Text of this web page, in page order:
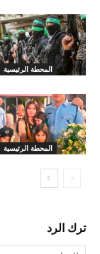
المحطة الرئيسية
المحطة الرئيسية
ترك الرد